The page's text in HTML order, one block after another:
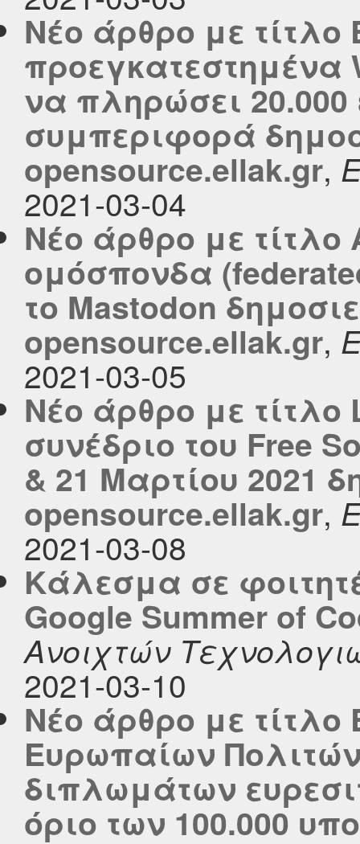
Νέο άρθρο με
προεγκατεστημένα
να πληρώσει
συμπεριφορά
opensource.ellak.gr,
2021-03-04
Νέο άρθρο με
ομόσπονδα
το Mastodon
opensource.ellak.gr,
2021-03-05
Νέο άρθρο με τίτλο
συνέδριο του Free
& 21 Μαρτίου 2021
opensource.ellak.gr,
2021-03-08
Κάλεσμα σε
Google Summer of
Ανοιχτών
2021-03-10
Νέο άρθρο με
Ευρωπαίων
διπλωμάτων
όριο των 100.000